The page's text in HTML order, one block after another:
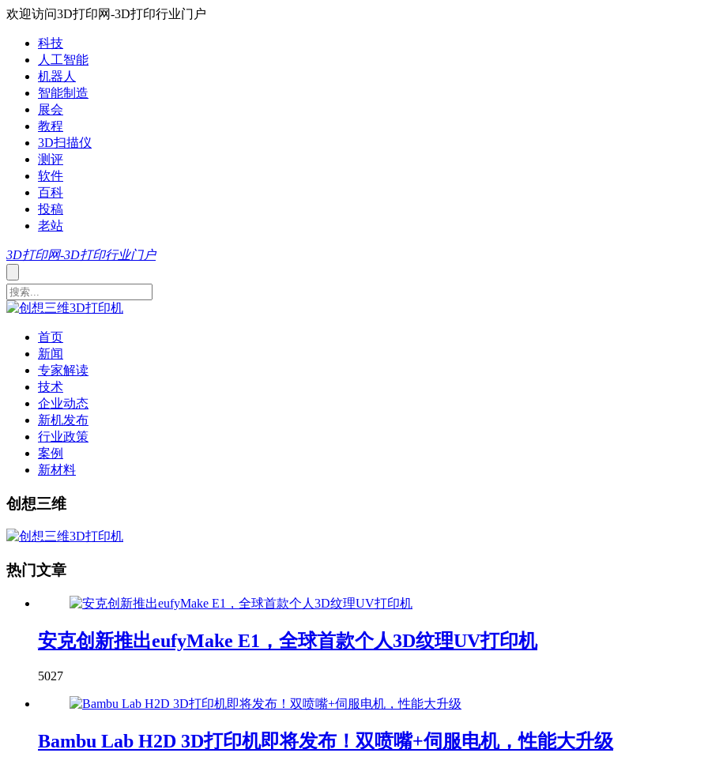
欢迎访问3D打印网-3D打印行业门户
科技
人工智能
机器人
智能制造
展会
教程
3D扫描仪
测评
软件
百科
投稿
老站
3D打印网-3D打印行业门户
首页
新闻
专家解读
技术
企业动态
新机发布
行业政策
案例
新材料
创想三维
热门文章
安克创新推出eufyMake E1，全球首款个人3D纹理UV打印机
5027
Bambu Lab H2D 3D打印机即将发布！双喷嘴+伺服电机，性能大升级